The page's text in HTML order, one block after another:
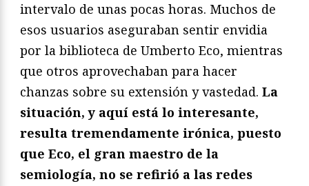
intervalo de unas pocas horas. Muchos de
esos usuarios aseguraban sentir envidia
por la biblioteca de Umberto Eco, mientras
que otros aprovechaban para hacer
chanzas sobre su extensión y vastedad. La
situación, y aquí está lo interesante,
resulta tremendamente irónica, puesto
que Eco, el gran maestro de la
semiología, no se refirió a las redes